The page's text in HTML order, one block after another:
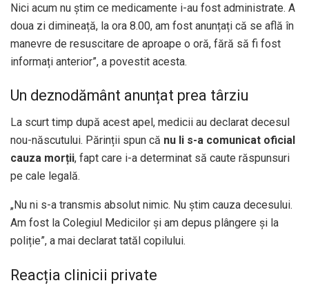
Nici acum nu știm ce medicamente i-au fost administrate. A
doua zi dimineață, la ora 8.00, am fost anunțați că se află în
manevre de resuscitare de aproape o oră, fără să fi fost
informați anterior”, a povestit acesta.
Un deznodământ anunțat prea târziu
La scurt timp după acest apel, medicii au declarat decesul
nou-născutului. Părinții spun că nu li s-a comunicat oficial
cauza morții, fapt care i-a determinat să caute răspunsuri
pe cale legală.
„Nu ni s-a transmis absolut nimic. Nu știm cauza decesului.
Am fost la Colegiul Medicilor și am depus plângere și la
poliție”, a mai declarat tatăl copilului.
Reacția clinicii private